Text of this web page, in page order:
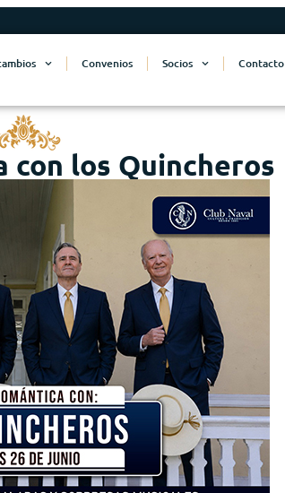
Convenios Socios Contacto
con los Quincheros